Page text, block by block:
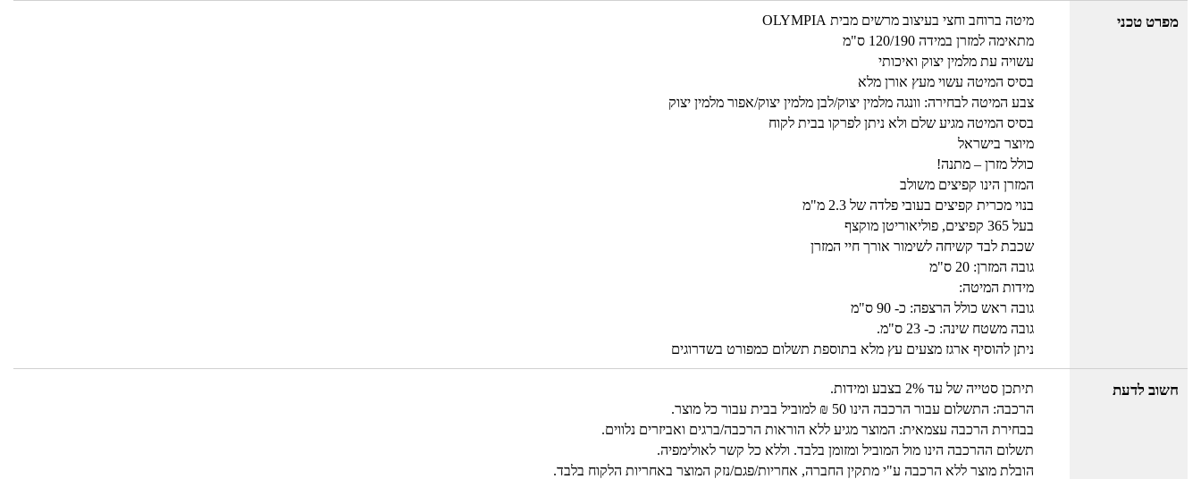
מפרט טכני
מיטה ברוחב וחצי בעיצוב מרשים מבית OLYMPIA
מתאימה למזרן במידה 120/190 ס"מ
עשויה עת מלמין יצוק ואיכותי
בסיס המיטה עשוי מעץ אורן מלא
צבע המיטה לבחירה: וונגה מלמין יצוק/לבן מלמין יצוק/אפור מלמין יצוק
בסיס המיטה מגיע שלם ולא ניתן לפרקו בבית לקוח
מיוצר בישראל
כולל מזרן – מתנה!
המזרן הינו קפיצים משולב
בנוי מכרית קפיצים בעובי פלדה של 2.3 מ"מ
בעל 365 קפיצים, פוליאוריטן מוקצף
שכבת לבד קשיחה לשימור אורך חיי המזרן
גובה המזרן: 20 ס"מ
מידות המיטה:
גובה ראש כולל הרצפה: כ- 90 ס"מ
גובה משטח שינה: כ- 23 ס"מ.
ניתן להוסיף ארגז מצעים עץ מלא בתוספת תשלום כמפורט בשדרוגים
חשוב לדעת
תיתכן סטייה של עד 2% בצבע ומידות.
הרכבה: התשלום עבור הרכבה הינו 50 ₪ למוביל בבית עבור כל מוצר.
בבחירת הרכבה עצמאית: המוצר מגיע ללא הוראות הרכבה/ברגים ואביזרים נלווים.
תשלום ההרכבה הינו מול המוביל ומזומן בלבד. וללא כל קשר לאולימפיה.
הובלת מוצר ללא הרכבה ע"י מתקין החברה, אחריות/פגם/נזק המוצר באחריות הלקוח בלבד.